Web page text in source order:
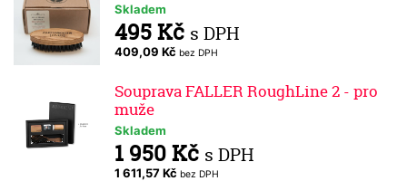
Skladem
495 Kč s DPH
409,09 Kč bez DPH
Souprava FALLER RoughLine 2 - pro
muže
Skladem
1 950 Kč s DPH
1 611,57 Kč bez DPH